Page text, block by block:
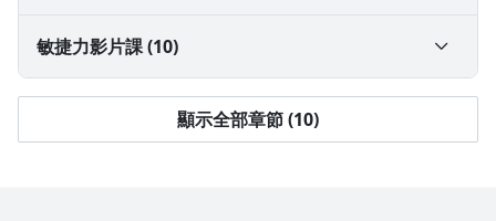
1-2 商業思維測驗 3.0 上線！解鎖你在商業世界中的角
色
2-2 常見的數據決策陷阱
免費試看
3-2 銷售營運(上)，業績管理的基礎
3-3 銷售營運(下)，按表操課，創造穩健業績
4-1 策略是什麼？為何重要？
4-2 該如何制訂策略？策略選擇
敏捷力影片課 (10)
5-1 敏捷，當代企業最需要的成長基因
顯示全部章節 (10)